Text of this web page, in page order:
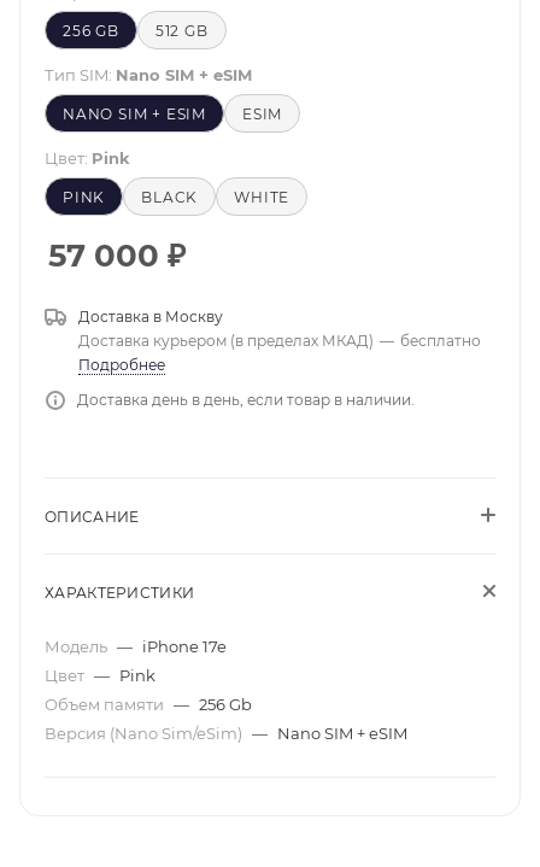
256 GB 512 GB
Тип SIM: Nano SIM + eSIM
NANO SIM + ESIM ESIM
Цвет: Pink
PINK BLACK WHITE
57 000 ₽
Доставка в Москву
Доставка курьером (в пределах МКАД) — бесплатно
Подробнее
Доставка день в день, если товар в наличии.
ОПИСАНИЕ
ХАРАКТЕРИСТИКИ
Модель — iPhone 17e
Цвет — Pink
Объем памяти — 256 Gb
Версия (Nano Sim/eSim) — Nano SIM + eSIM